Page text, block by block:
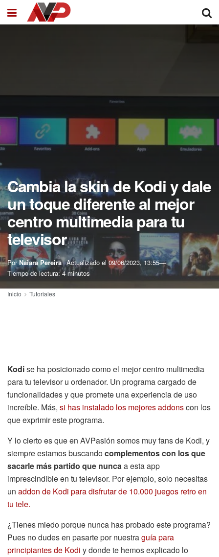
Cambia la skin de Kodi y dale
un toque diferente al mejor
centro multimedia para tu
televisor
Por Naiara Pereira Actualizado el09/06/2023, 13:55
Tiempo de lectura: 4 minutos
Inicio Tutoriales
Kodise ha posicionado como el mejor centro multimedia
para tu televisor u ordenador. Un programa cargado de
funcionalidades y que promete una experiencia de uso
increíble. Más, si has instalado los mejores addonscon los
que exprimir este programa.
Y lo cierto es que en AVPasión somos muy fans de Kodi, y
siempre estamos buscandocomplementos con los que
sacarle más partido que nuncaa esta app
imprescindible en tu televisor. Por ejemplo, solo necesitas
un addon de Kodi para disfrutar de 10.000 juegos retro en
tu tele.
¿Tienes miedo porque nunca has probado este programa?
Pues no dudes en pasarte por nuestraguía para
principiantes de Kodi y donde te hemos explicado lo